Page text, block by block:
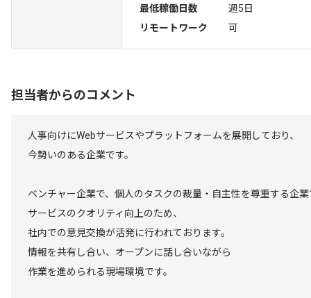
最低稼働日数
週5日
リモートワーク
可
担当者からのコメント
人事向けにWebサービスやプラットフォームを展開しており、
今勢いのある企業です。
ベンチャー企業で、個人のタスクの裁量・自主性を尊重する企業
サービスのクオリティ向上のため、
社内での意見交換が活発に行われております。
情報を共有し合い、オープンに話し合いながら
作業を進められる現場環境です。